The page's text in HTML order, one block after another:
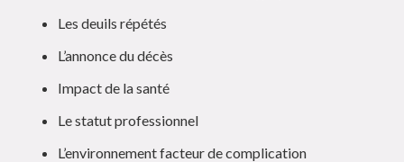
Les deuils répétés
L’annonce du décès
Impact de la santé
Le statut professionnel
L’environnement facteur de complication